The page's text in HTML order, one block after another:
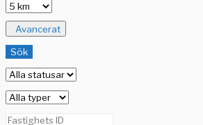
Avancerat
Sök